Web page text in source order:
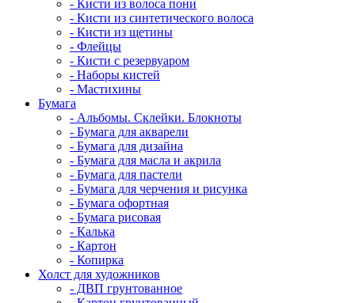
- Кисти из волоса пони
- Кисти из синтетического волоса
- Кисти из щетины
- Флейцы
- Кисти с резервуаром
- Наборы кистей
- Мастихины
Бумага
- Альбомы. Склейки. Блокноты
- Бумага для акварели
- Бумага для дизайна
- Бумага для масла и акрила
- Бумага для пастели
- Бумага для черчения и рисунка
- Бумага офортная
- Бумага рисовая
- Калька
- Картон
- Копирка
Холст для художников
- ДВП грунтованное